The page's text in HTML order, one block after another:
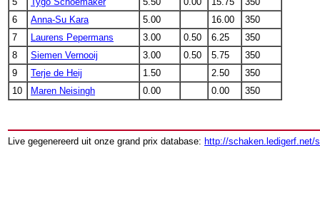
6
Anna-Su Kara 5.00 16.00
350
7
Laurens Pepermans 3.00 0.50 6.25
350
8
Siemen Vernooij 3.00 0.50 5.75
350
9
Terje de Heij 1.50 2.50
350
10
Maren Neisingh 0.00 0.00 350
Live gegenereerd uit onze grand prix database: http://schaken.ledigerf.net/